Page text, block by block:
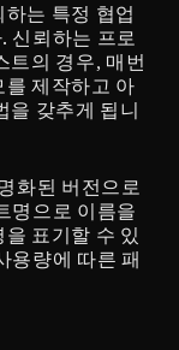
는 특정 협업
신뢰하는 프로
트의 경우, 매번
제작하고 아
을 갖추게 됩니
화된 버전으로
명으로 이름을
표기할 수 있
용량에 따른 패